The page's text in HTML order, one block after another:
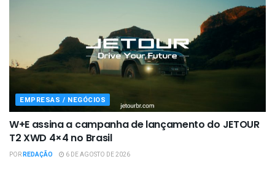
EMPRESAS / NEGÓCIOS
W+E assina a campanha de lançamento do JETOUR
T2 XWD 4×4 no Brasil
PORREDAÇÃO 6 DE AGOSTO DE 2026